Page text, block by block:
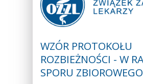
WZÓR PROTOKOŁU
ROZBIEŻNOŚCI - W
SPORU ZBIOROWEGO